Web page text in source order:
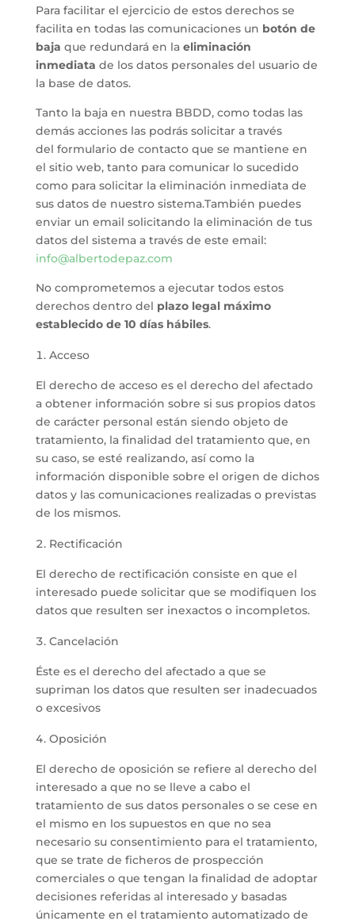
Para facilitar el ejercicio de estos derechos se
facilita en todas las comunicaciones un botón de
baja que redundará en la eliminación
inmediata de los datos personales del usuario de
la base de datos.
Tanto la baja en nuestra BBDD, como todas las
demás acciones las podrás solicitar a través
del formulario de contacto que se mantiene en
el sitio web, tanto para comunicar lo sucedido
como para solicitar la eliminación inmediata de
sus datos de nuestro sistema.También puedes
enviar un email solicitando la eliminación de tus
datos del sistema a través de este email:
info@albertodepaz.com
No comprometemos a ejecutar todos estos
derechos dentro del plazo legal máximo
establecido de 10 días hábiles.
Acceso
El derecho de acceso es el derecho del afectado
a obtener información sobre si sus propios datos
de carácter personal están siendo objeto de
tratamiento, la finalidad del tratamiento que, en
su caso, se esté realizando, así como la
información disponible sobre el origen de dichos
datos y las comunicaciones realizadas o previstas
de los mismos.
Rectificación
El derecho de rectificación consiste en que el
interesado puede solicitar que se modifiquen los
datos que resulten ser inexactos o incompletos.
Cancelación
Éste es el derecho del afectado a que se
supriman los datos que resulten ser inadecuados
o excesivos
Oposición
El derecho de oposición se refiere al derecho del
interesado a que no se lleve a cabo el
tratamiento de sus datos personales o se cese en
el mismo en los supuestos en que no sea
necesario su consentimiento para el tratamiento,
que se trate de ficheros de prospección
comerciales o que tengan la finalidad de adoptar
decisiones referidas al interesado y basadas
únicamente en el tratamiento automatizado de